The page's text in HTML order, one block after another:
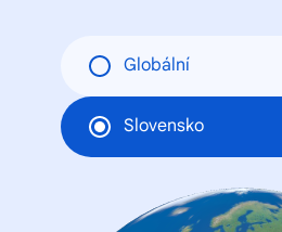
Globální
Slovensko